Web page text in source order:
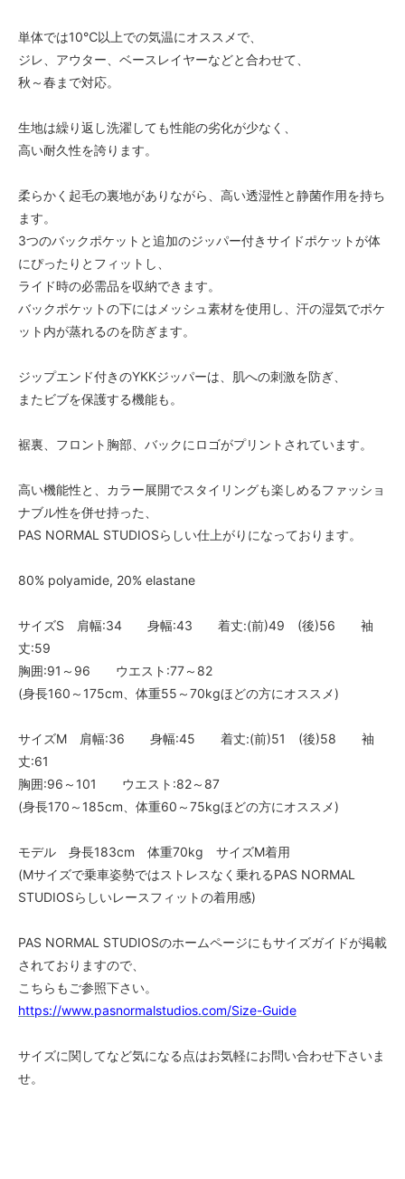
単体では10℃以上での気温にオススメで、
ジレ、アウター、ベースレイヤーなどと合わせて、
秋～春まで対応。
生地は繰り返し洗濯しても性能の劣化が少なく、
高い耐久性を誇ります。
柔らかく起毛の裏地がありながら、高い透湿性と静菌作用を持ち
ます。
3つのバックポケットと追加のジッパー付きサイドポケットが体
にぴったりとフィットし、
ライド時の必需品を収納できます。
バックポケットの下にはメッシュ素材を使用し、汗の湿気でポケ
ット内が蒸れるのを防ぎます。
ジップエンド付きのYKKジッパーは、肌への刺激を防ぎ、
またビブを保護する機能も。
裾裏、フロント胸部、バックにロゴがプリントされています。
高い機能性と、カラー展開でスタイリングも楽しめるファッショ
ナブル性を併せ持った、
PAS NORMAL STUDIOSらしい仕上がりになっております。
80% polyamide, 20% elastane
サイズS 肩幅:34 身幅:43 着丈:(前)49 (後)56 袖
丈:59
胸囲:91～96 ウエスト:77～82
(身長160～175cm、体重55～70kgほどの方にオススメ)
サイズM 肩幅:36 身幅:45 着丈:(前)51 (後)58 袖
丈:61
胸囲:96～101 ウエスト:82～87
(身長170～185cm、体重60～75kgほどの方にオススメ)
モデル 身長183cm 体重70kg サイズM着用
(Mサイズで乗車姿勢ではストレスなく乗れるPAS NORMAL
STUDIOSらしいレースフィットの着用感)
PAS NORMAL STUDIOSのホームページにもサイズガイドが掲載
されておりますので、
こちらもご参照下さい。
https://www.pasnormalstudios.com/Size-Guide
サイズに関してなど気になる点はお気軽にお問い合わせ下さいま
せ。